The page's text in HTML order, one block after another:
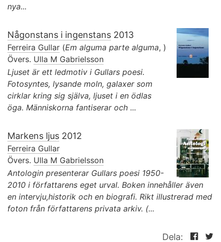
nya...
Någonstans i ingenstans 2013
Ferreira Gullar (Em alguma parte alguma, )
Övers. Ulla M Gabrielsson
Ljuset är ett ledmotiv i Gullars poesi.
Fotosyntes, lysande moln, galaxer som
cirklar kring sig själva, ljuset i en ödlas
öga. Människorna fantiserar och ...
Markens ljus 2012
Ferreira Gullar
Övers. Ulla M Gabrielsson
Antologin presenterar Gullars poesi 1950-
2010 i författarens eget urval. Boken innehåller även
en intervju,historik och en biografi. Rikt illustrerad med
foton från författarens privata arkiv. (...
Dela: